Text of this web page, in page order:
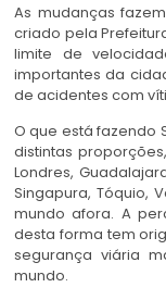
As mudanças
criado pela
limite de
importantes da
de acidentes com
O que está fazendo
distintas
Londres,
Singapura, Tóquio,
mundo afora. A
desta forma tem
segurança viária
mundo.